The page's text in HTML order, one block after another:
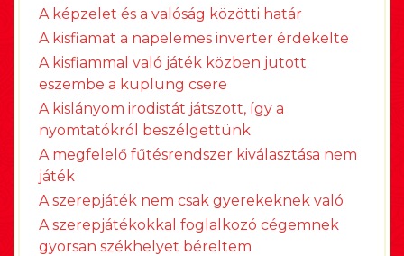
A képzelet és a valóság közötti határ
A kisfiamat a napelemes inverter érdekelte
A kisfiammal való játék közben jutott
eszembe a kuplung csere
A kislányom irodistát játszott, így a
nyomtatókról beszélgettünk
A megfelelő fűtésrendszer kiválasztása nem
játék
A szerepjáték nem csak gyerekeknek való
A szerepjátékokkal foglalkozó cégemnek
gyorsan székhelyet béreltem